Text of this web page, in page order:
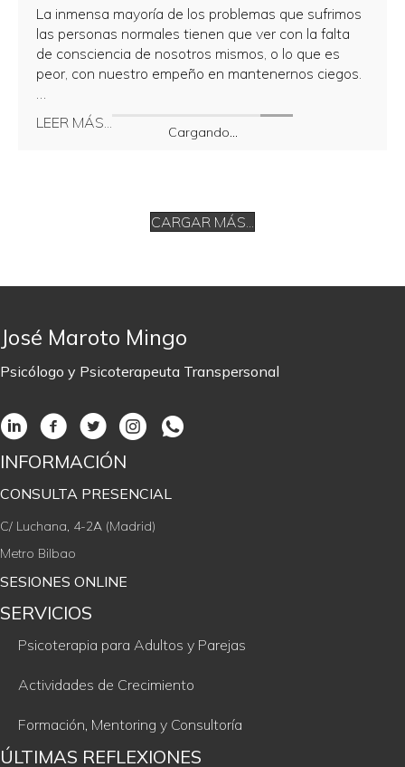
La inmensa mayoría de los problemas que sufrimos
las personas normales tienen que ver con la falta
de consciencia de nosotros mismos, o lo que es
peor, con nuestro empeño en mantenernos ciegos.
LEER MÁS...
about ¿Podemos cambiar el mundo?
Cargando...
CARGAR MÁS...
José Maroto Mingo
Psicólogo y Psicoterapeuta Transpersonal
INFORMACIÓN
CONSULTA PRESENCIAL
C/ Luchana, 4-2A (Madrid)
Metro Bilbao
SESIONES ONLINE
SERVICIOS
Psicoterapia para Adultos y Parejas
Actividades de Crecimiento
Formación, Mentoring y Consultoría
ÚLTIMAS REFLEXIONES